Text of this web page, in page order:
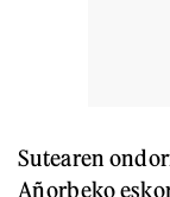
Sutearen
Añorbeko